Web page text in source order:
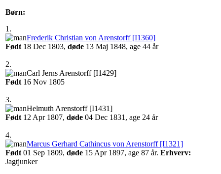
Børn:
1.
Frederik Christian von Arenstorff‏‎ [I1360]
Født ‎18 Dec 1803, døde ‎13 Maj 1848‎, age 44 år
2.
‎Carl Jerns Arenstorff‏‎ [I1429]‎
Født ‎16 Nov 1805‎
3.
‎Helmuth Arenstorff‏‎ [I1431]‎
Født ‎12 Apr 1807, døde ‎04 Dec 1831‎, age 24 år
4.
Marcus Gerhard Cathincus von Arenstorff‏‎ [I1321]
Født ‎01 Sep 1809, døde ‎15 Apr 1897‎, age 87 år. Erhverv:
Jagtjunker